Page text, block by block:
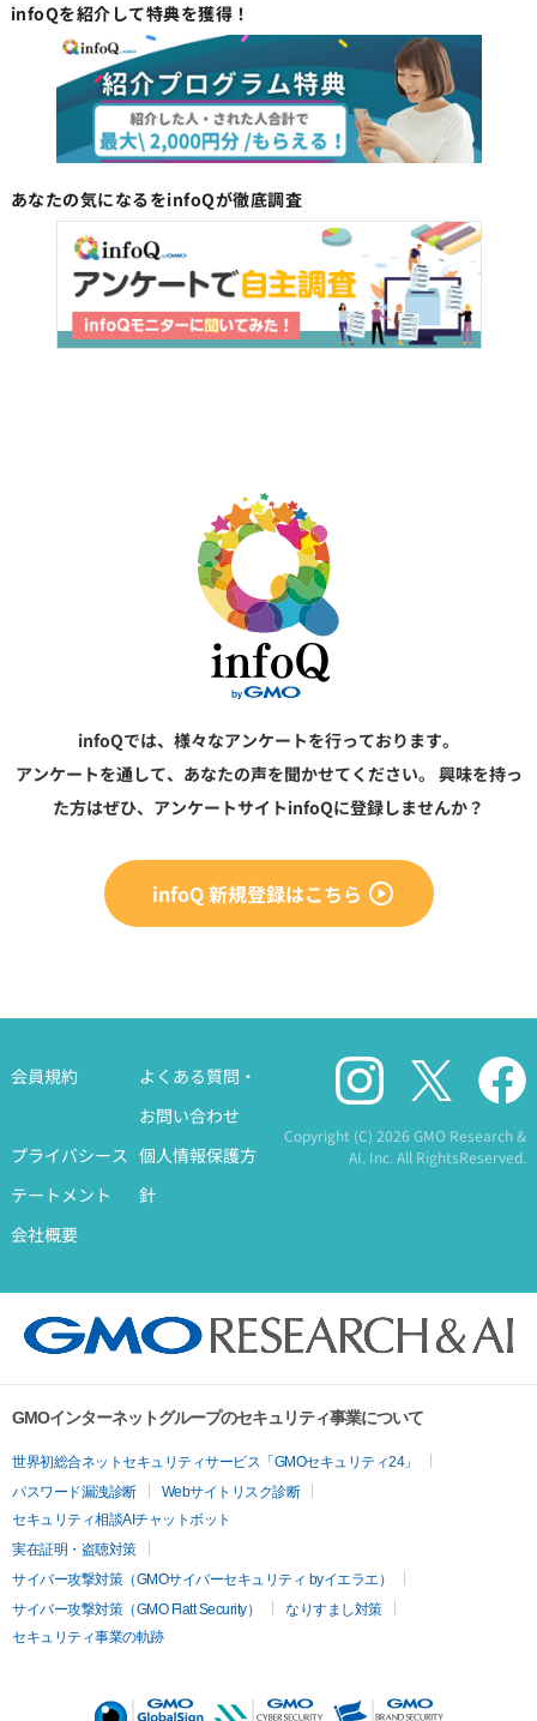
infoQを紹介して特典を獲得！
あなたの気になるをinfoQが徹底調査
infoQでは、様々なアンケートを行っております。
アンケートを通して、あなたの声を聞かせてください。 興味を持っ
た方はぜひ、アンケートサイトinfoQに登録しませんか？
infoQ 新規登録はこちら
会員規約
よくある質問・
お問い合わせ
プライバシース
テートメント
個人情報保護方
針
会社概要
Copyright (C)2026 GMO Research &
AI, Inc. All RightsReserved.
GMOインターネットグループのセキュリティ事業について
世界初総合ネットセキュリティサービス「GMOセキュリティ24」
パスワード漏洩診断
Webサイトリスク診断
セキュリティ相談AIチャットボット
実在証明・盗聴対策
サイバー攻撃対策（GMOサイバーセキュリティ byイエラエ）
サイバー攻撃対策（GMO Flatt Security）
なりすまし対策
セキュリティ事業の軌跡